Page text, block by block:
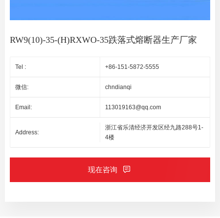
RW9(10)-35-(H)RXWO-35跌落式熔断器生产厂家
Tel : +86-151-5872-5555
微信: chndianqi
Email: 113019163@qq.com
Address:
浙江省乐清经济开发区经九路288号1-
4楼
现在咨询